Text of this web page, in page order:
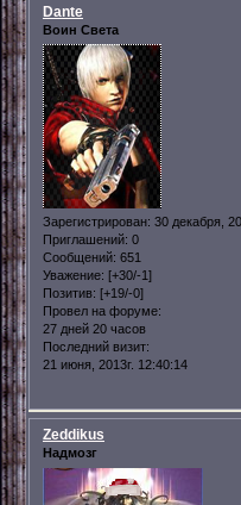
Dante
Воин Света
Зарегистрирован: 30 декабря,
Приглашений: 0
Сообщений: 651
Уважение: [+30/-1]
Позитив: [+19/-0]
Провел на форуме:
27 дней 20 часов
Последний визит:
21 июня, 2013г. 12:40:14
Zeddikus
Надмозг